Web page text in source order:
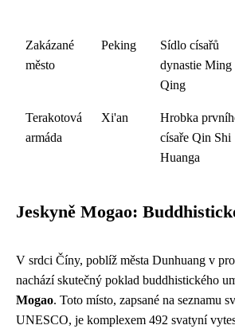
Zakázané
město
Peking
Sídlo císařů
dynastie Ming
Qing
Terakotová
armáda
Xi'an
Hrobka
císaře Qin Shi
Huanga
Jeskyně Mogao:
V srdci Číny, poblíž města Dunhuang v
nachází skutečný poklad buddhistického
Mogao. Toto místo, zapsané na seznamu
UNESCO, je komplexem 492 svatyní